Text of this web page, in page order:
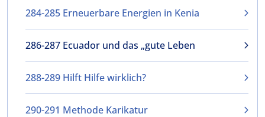
284-285 Erneuerbare Energien in Kenia
286-287 Ecuador und das „gute Leben
288-289 Hilft Hilfe wirklich?
290-291 Methode Karikatur